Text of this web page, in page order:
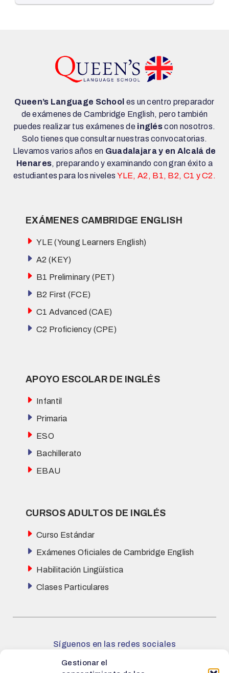
Gestionar el
Queen’s Language School es un centro preparador
de exámenes de Cambridge English, pero también
puedes realizar tus exámenes de ingléscon nosotros.
Solo tienes que consultar nuestras convocatorias.
Llevamos varios años en Guadalajara y en Alcalá de
Henares, preparando y examinando con gran éxito a
estudiantes para los niveles YLE, A2, B1, B2, C1 y C2.
EXÁMENES CAMBRIDGE ENGLISH
YLE (Young Learners English)
A2 (KEY)
B1 Preliminary (PET)
B2 First (FCE)
C1 Advanced (CAE)
C2 Proficiency (CPE)
APOYO ESCOLAR DE INGLÉS
Infantil
Primaria
ESO
Bachillerato
EBAU
CURSOS ADULTOS DE INGLÉS
Curso Estándar
Exámenes Oficiales de Cambridge English
Habilitación Lingüística
Clases Particulares
Síguenos en las redes sociales
Facebook
Instagram
X